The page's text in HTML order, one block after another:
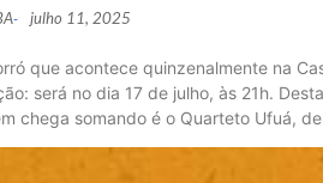
- julho 11, 2025
que acontece quinzenalmente na
será no dia 17 de julho, às 21h.
chega somando é o Quarteto Ufuá,